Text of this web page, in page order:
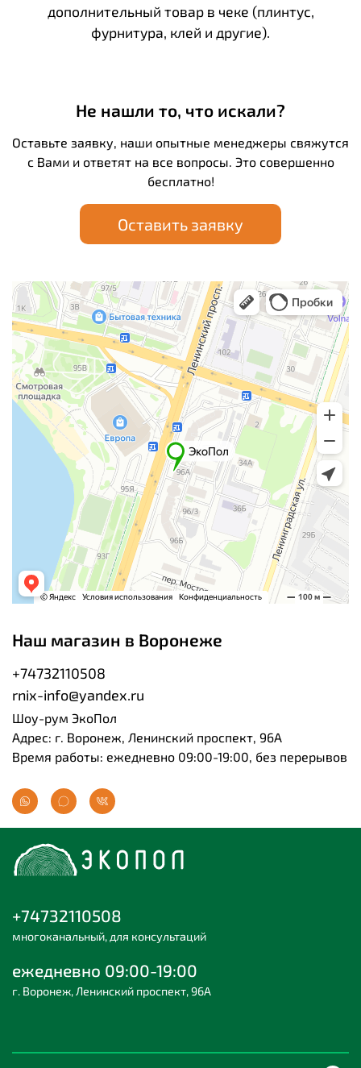
дополнительный товар в чеке (плинтус,
фурнитура, клей и другие).
Не нашли то, что искали?
Оставьте заявку, наши опытные менеджеры свяжутся
с Вами и ответят на все вопросы. Это совершенно
бесплатно!
Оставить заявку
Наш магазин в Воронеже
+74732110508
rnix-info@yandex.ru
Шоу-рум ЭкоПол
Адрес: г. Воронеж, Ленинский проспект, 96А
Время работы: ежедневно 09:00-19:00, без перерывов
+74732110508
многоканальный, для консультаций
ежедневно 09:00-19:00
г. Воронеж, Ленинский проспект, 96А